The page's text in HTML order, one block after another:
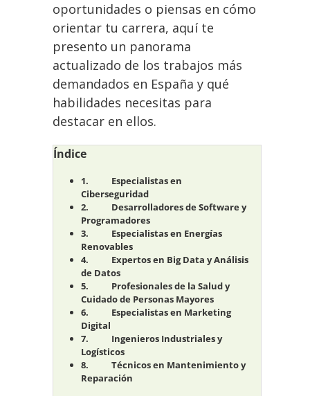
oportunidades o piensas en cómo
orientar tu carrera, aquí te
presento un panorama
actualizado de los trabajos más
demandados en España y qué
habilidades necesitas para
destacar en ellos.
Índice
Especialistas en
Ciberseguridad
Desarrolladores de Software y
Programadores
Especialistas en Energías
Renovables
Expertos en Big Data y Análisis
de Datos
Profesionales de la Salud y
Cuidado de Personas Mayores
Especialistas en Marketing
Digital
Ingenieros Industriales y
Logísticos
Técnicos en Mantenimiento y
Reparación